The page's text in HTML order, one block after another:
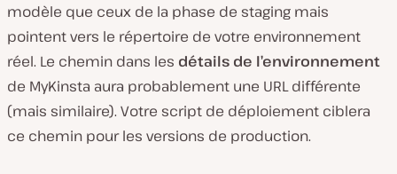
modèle que ceux de la phase de staging mais
pointent vers le répertoire de votre environnement
réel. Le chemin dans les détails de l’environnement
de MyKinsta aura probablement une URL différente
(mais similaire). Votre script de déploiement ciblera
ce chemin pour les versions de production.